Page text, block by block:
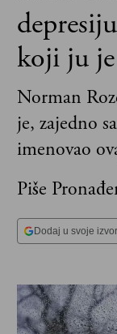
koji ju
Norman
je, zajedno
imenovao
Piše
Dodaj u svoje